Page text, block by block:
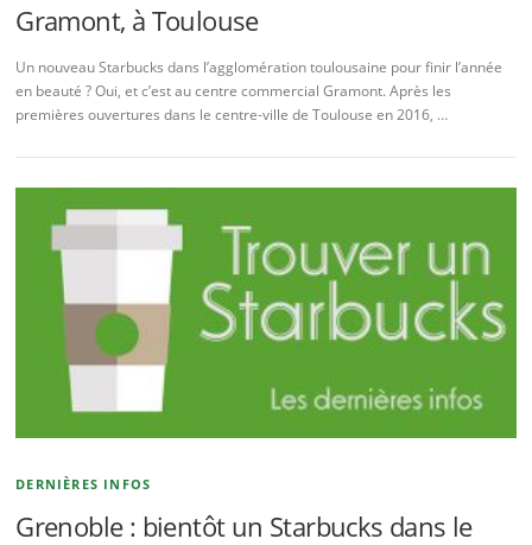
Gramont, à Toulouse
Un nouveau Starbucks dans l’agglomération toulousaine pour finir l’année
en beauté ? Oui, et c’est au centre commercial Gramont. Après les
premières ouvertures dans le centre-ville de Toulouse en 2016, …
DERNIÈRES INFOS
Grenoble : bientôt un Starbucks dans le